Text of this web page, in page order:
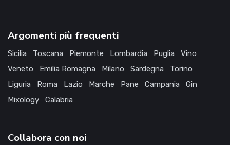
Argomenti più frequenti
Sicilia Toscana Piemonte Lombardia Puglia
Vino
Veneto
Emilia Romagna Milano Sardegna
Torino
Liguria
Roma Lazio Marche Pane Campania
Gin
Mixology
Calabria
Collabora con noi